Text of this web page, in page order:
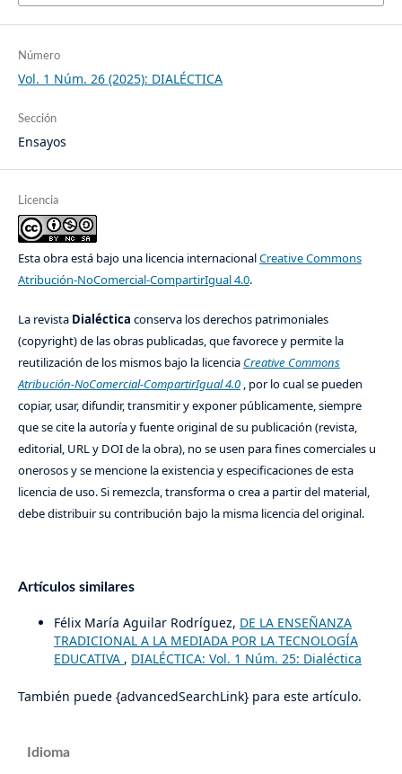
Número
Vol. 1 Núm. 26 (2025): DIALÉCTICA
Sección
Ensayos
Licencia
Esta obra está bajo una licencia internacionalCreative Commons
Atribución-NoComercial-CompartirIgual 4.0.
La revista Dialéctica conserva los derechos patrimoniales
(copyright) de las obras publicadas, que favorece y permite la
reutilización de los mismos bajo la licencia Creative Commons
Atribución-NoComercial-CompartirIgual 4.0, por lo cual se pueden
copiar, usar, difundir, transmitir y exponer públicamente, siempre
que se cite la autoría y fuente original de su publicación (revista,
editorial, URL y DOI de la obra), no se usen para fines comerciales u
onerosos y se mencione la existencia y especificaciones de esta
licencia de uso. Si remezcla, transforma o crea a partir del material,
debe distribuir su contribución bajo la misma licencia del original.
Artículos similares
Félix María Aguilar Rodríguez, DE LA ENSEÑANZA
TRADICIONAL A LA MEDIADA POR LA TECNOLOGÍA
EDUCATIVA , DIALÉCTICA: Vol. 1 Núm. 25: Dialéctica
También puede {advancedSearchLink} para este artículo.
Idioma